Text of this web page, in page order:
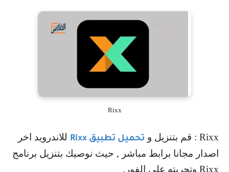
Rixx
Rixx : قم بتنزيل و تحميل تطبيق Rixx للاندرويد اخر
اصدار مجانا برابط مباشر , حيث نوصيك بتنزيل برنامج
Rixx وتجربته على الفور.